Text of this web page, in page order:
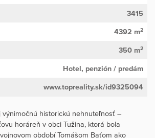
3415
4392 m2
350 m2
Hotel, penzión / predám
www.topreality.sk/id9325094
výnimočnú historickú nehnuteľnosť –
horáreň v obci Tužina, ktorá bola
období Tomášom Baťom ako